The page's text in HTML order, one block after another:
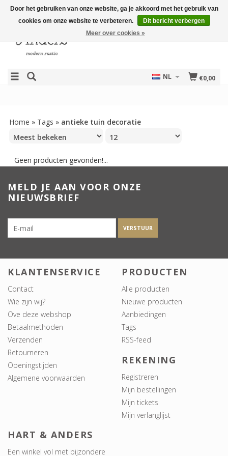
€0,00
NL
Home » Tags » antieke tuin decoratie
Geen producten gevonden!...
MELD JE AAN VOOR ONZE
NIEUWSBRIEF
VERSTUUR
KLANTENSERVICE
Contact
Wie zijn wij?
Ove deze webshop
Betaalmethoden
Verzenden
Retourneren
Openingstijden
Algemene voorwaarden
PRODUCTEN
Alle producten
Nieuwe producten
Aanbiedingen
Tags
RSS-feed
REKENING
Registreren
Mijn bestellingen
Mijn tickets
Mijn verlanglijst
HART & ANDERS
Een winkel vol met bijzondere
Door het gebruiken van onze website, ga je akkoord met het gebruik van
cookies om onze website te verbeteren.
Dit bericht verbergen
Meer over cookies »